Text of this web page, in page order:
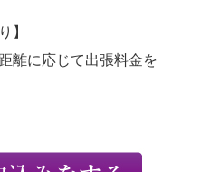
】
離に応じて出張料金を